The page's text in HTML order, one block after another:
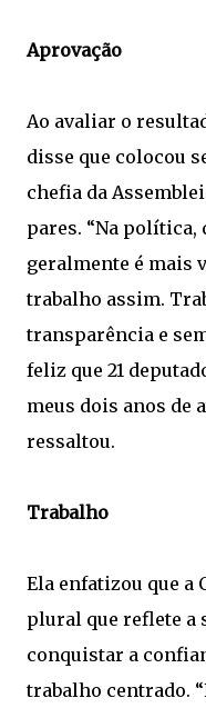
Aprovação
Ao avaliar o
disse que colocou
chefia da
pares. “Na política,
geralmente é mais
trabalho assim.
transparência e
feliz que 21
meus dois anos de
ressaltou.
Trabalho
Ela enfatizou que a
plural que reflete a
conquistar a
trabalho centrado.